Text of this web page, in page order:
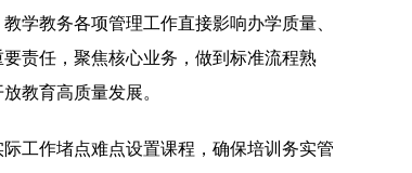
学教务各项管理工作直接影响办学质量、
责任，聚焦核心业务，做到标准流程熟
教育高质量发展。
工作堵点难点设置课程，确保培训务实管